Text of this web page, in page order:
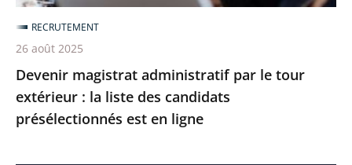
liste
des
candidats
présélectionnés
est
en
Devenir magistrat administratif par le tour
extérieur : la liste des candidats
présélectionnés est en ligne
RECRUTEMENT
26 août 2025